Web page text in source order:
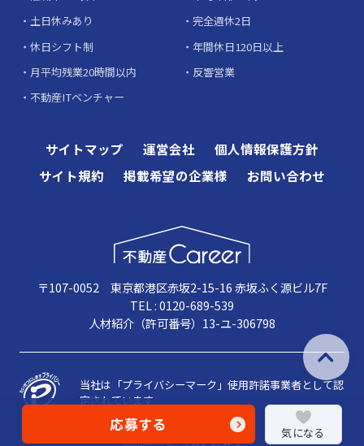
応募する 気になる
土日休みあり
完全週休2日
休日シフト制
年間休日120日以上
月平均残業20時間以内
反響営業
不動産ITベンチャー
サイトマップ 運営会社
個人情報保護方針
サイト規約
掲載希望の企業様 お問い合わせ
〒107-0052 東京都港区赤坂2-15-16 赤坂ふく源ビル7F
TEL : 0120-689-539
人材紹介（許可番号）13-ユ-306798
当社は「プライバシーマーク」使用許諾事業者として認
定されています